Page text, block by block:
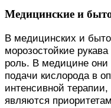
Медицинские и
В медицинских и
морозостойкие
роль. В медицине они
подачи кислорода в
интенсивной
являются